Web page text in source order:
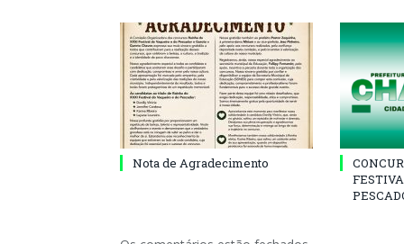
Nota de Agradecimento